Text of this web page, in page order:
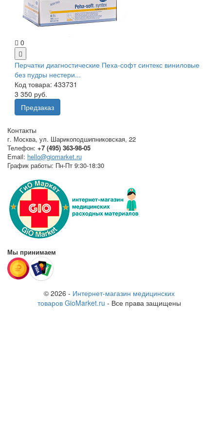
0
Перчатки диагностические Пеха-софт синтекс виниловые
без пудры нестери...
Код товара: 433731
3 350 руб.
Предзаказ
Контакты
г. Москва, ул. Шарикоподшипниковская, 22
Телефон: +7 (495) 363-98-05
Email: hello@giomarket.ru
График работы: Пн-Пт 9:30-18:30
Мы принимаем
© 2026 - Интернет-магазин медицинских
товаров GioMarket.ru - Все права защищены